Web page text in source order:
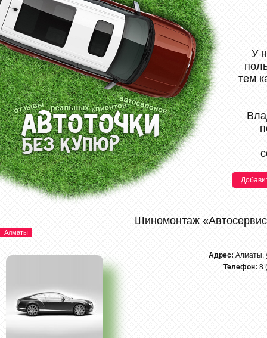
У
тем
Шиномонтаж
Алматы
Адрес: Алматы,
Телефон: 8